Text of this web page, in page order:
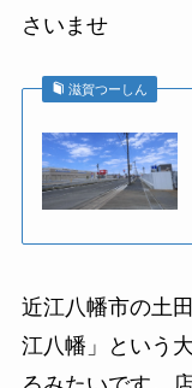
さいませ
滋賀つーしん
近江八幡市の土
江八幡」という